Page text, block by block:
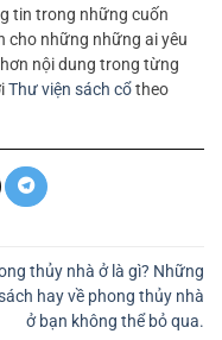
tin trong những cuốn
cho những những ai yêu
nội dung trong từng
Thư viện sách cổtheo
thủy nhà ở là gì? Những
hay về phong thủy nhà
ở bạn không thể bỏ qua.